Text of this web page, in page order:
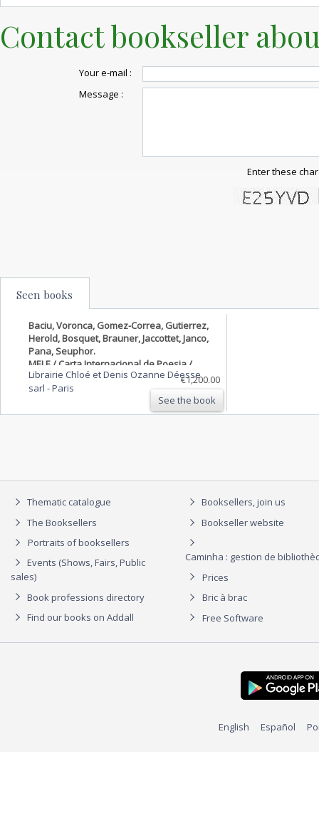
Contact bookseller
Your e-mail :
Message :
Enter these
Seen books
Baciu, Voronca, Gomez-Correa, Gutierrez,
Herold, Bosquet, Brauner, Jaccottet, Janco,
Pana, Seuphor.
MELE / Carta Internacional de Poesia /
International Poetry Letter
Librairie Chloé et Denis Ozanne Déesse
sarl -Paris
€1,200.00
See the book
Thematic catalogue
The Booksellers
Portraits of booksellers
Events (Shows, Fairs, Public
sales)
Book professions directory
Find our books on Addall
Booksellers, join us
Bookseller website
Caminha : gestion de
Prices
Bric à brac
Free Software
English Español